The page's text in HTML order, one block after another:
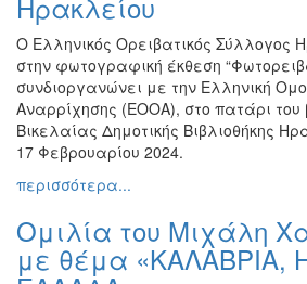
Ο Ελληνικός Ορειβατικός Σύλλογος
στην φωτογραφική έκθεση
συνδιοργανώνει με την Ελληνική
Αναρρίχησης (EOOA), στο πατάρι του
Βικελαίας Δημοτικής Βιβλιοθήκης
17 Φεβρουαρίου 2024.
περισσότερα...
Ομιλία του Μιχάλη
με θέμα «ΚΑΛΑΒΡΙΑ,